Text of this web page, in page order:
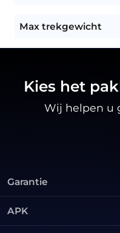
Max trekgewicht
Kies het
Wij helpen u
Garantie
APK